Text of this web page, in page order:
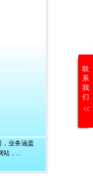
业务涵盖
站，...
联
系
我
们